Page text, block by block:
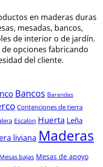
en maderas duras
mesadas, bancos,
de interior o de jardín.
opciones fabricando
del cliente.
Bancos Barandas
Contenciones de tierra
Escalon Huerta Leña
liviana Maderas
Mesas bajas Mesas de apoyo